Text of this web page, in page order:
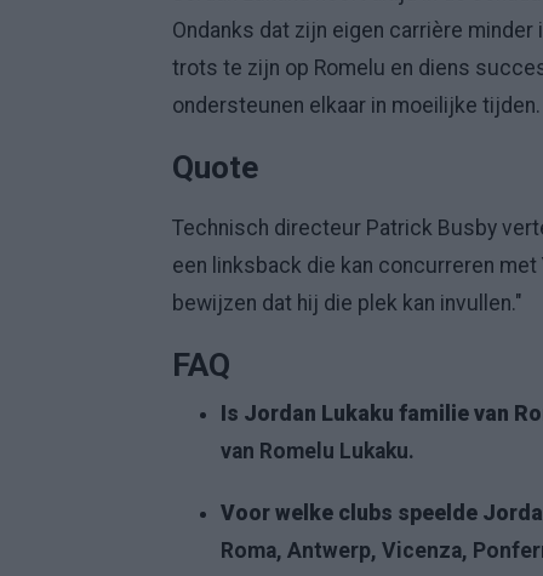
Ondanks dat zijn eigen carrière
trots te zijn op Romelu en diens
ondersteunen elkaar in moeilijke tijden.
Quote
Technisch directeur Patrick Busby
een linksback die kan concurreren
bewijzen dat hij die plek kan invullen."
FAQ
Is Jordan Lukaku familie van
van Romelu Lukaku.
Voor welke clubs speelde
Roma, Antwerp, Vicenza,